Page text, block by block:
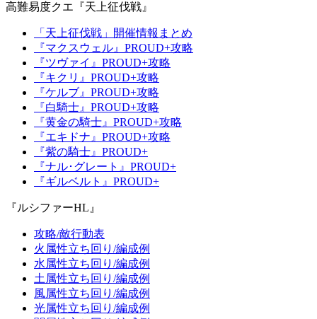
高難易度クエ『天上征伐戦』
「天上征伐戦」開催情報まとめ
『マクスウェル』PROUD+攻略
『ツヴァイ』PROUD+攻略
『キクリ』PROUD+攻略
『ケルブ』PROUD+攻略
『白騎士』PROUD+攻略
『黄金の騎士』PROUD+攻略
『エキドナ』PROUD+攻略
『紫の騎士』PROUD+
『ナル･グレート』PROUD+
『ギルベルト』PROUD+
『ルシファーHL』
攻略/敵行動表
火属性立ち回り/編成例
水属性立ち回り/編成例
土属性立ち回り/編成例
風属性立ち回り/編成例
光属性立ち回り/編成例